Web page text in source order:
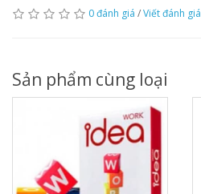
0 đánh giá /Viết đánh giá
Sản phẩm cùng loại